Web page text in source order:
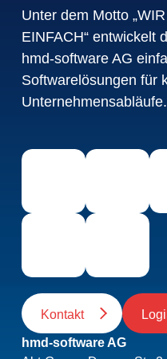
Unter dem Motto
EINFACH“ entwickelt
hmd-software AG
Softwarelösungen für
Unternehmensabläufe.
Kontakt
hmd-software AG